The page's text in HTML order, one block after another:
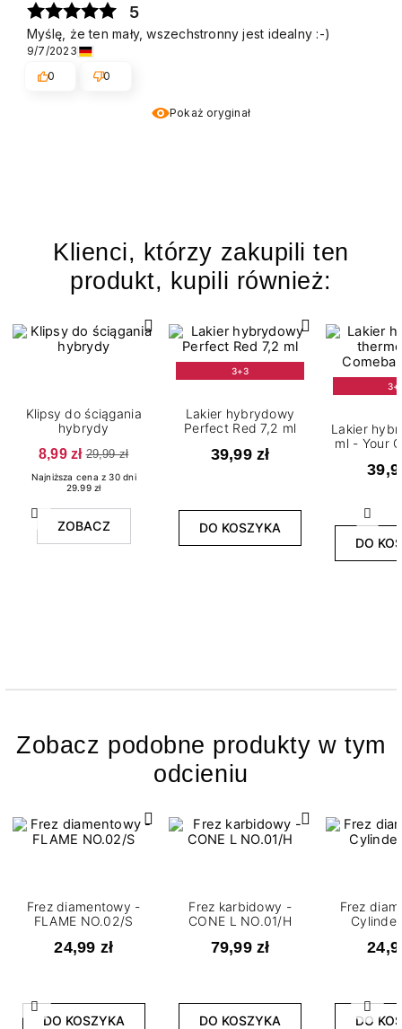
Pokaż oryginał
5
Myślę, że ten mały, wszechstronny jest idealny :-)
9/7/2023
0
0
Klienci, którzy zakupili ten
produkt, kupili również:
Poprzedni
Klipsy do ściągania
hybrydy
8,99 zł 29,99 zł
Najniższa cena z 30 dni
29.99 zł
ZOBACZ
3+3
Lakier hybrydowy
Perfect Red 7,2 ml
39,99 zł
DO KOSZYKA
Lakier
ml - Your
DO
Zobacz podobne produkty w tym
odcieniu
Poprzedni
Frez diamentowy -
FLAME NO.02/S
24,99 zł
DO KOSZYKA
Frez karbidowy -
CONE L NO.01/H
79,99 zł
DO KOSZYKA
Frez
DO